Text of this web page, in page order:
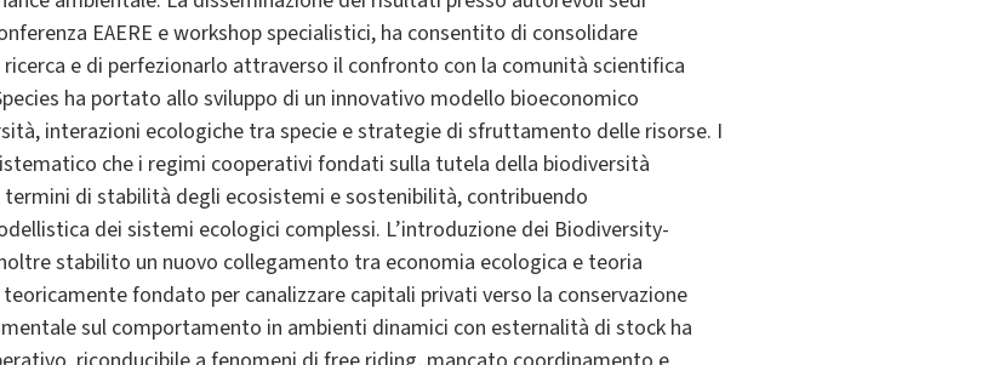
EAERE e workshop specialistici, ha consentito di consolidare
e di perfezionarlo attraverso il confronto con la comunità scientifica
ha portato allo sviluppo di un innovativo modello bioeconomico
interazioni ecologiche tra specie e strategie di sfruttamento delle risorse. I
che i regimi cooperativi fondati sulla tutela della biodiversità
di stabilità degli ecosistemi e sostenibilità, contribuendo
dei sistemi ecologici complessi. L’introduzione dei Biodiversity-
stabilito un nuovo collegamento tra economia ecologica e teoria
fondato per canalizzare capitali privati verso la conservazione
sul comportamento in ambienti dinamici con esternalità di stock ha